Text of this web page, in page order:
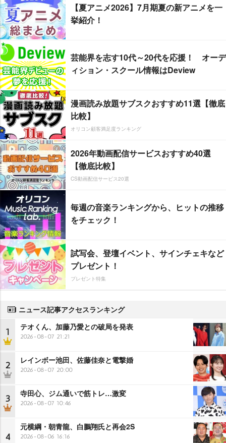
【夏アニメ2026】7月期夏の新アニメを一
挙紹介！
芸能界を志す10代～20代を応援！ オーデ
ィション・スクール情報はDeview
漫画読み放題サブスクおすすめ11選【徹底
比較】
オリコン顧客満足度ランキング
2026年動画配信サービスおすすめ40選
【徹底比較】
CS動画配信サービス20選
毎週の音楽ランキングから、ヒットの推移
をチェック！
試写会、登壇イベント、サインチェキなど
プレゼント！
プレゼント特集
ニュース記事アクセスランキング
1 テオくん、加藤乃愛との破局を発表
2026-08-07 21:21
2 レインボー池田、佐藤佳奈と電撃婚
2026-08-07 20:00
3 寺田心、ジム通いで筋トレ…激変
2026-08-07 10:46
4
元横綱・朝青龍、白鵬翔氏と再会2S
2026-08-06 16:16